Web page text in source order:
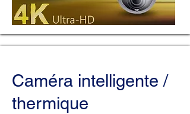
Caméra intelligente /
thermique